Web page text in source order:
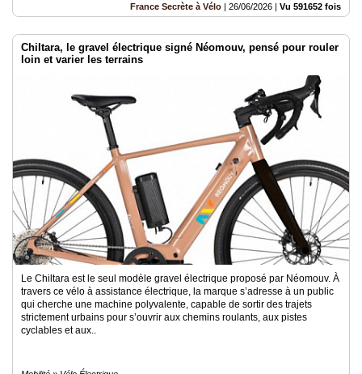
France Secrète à Vélo | 26/06/2026 | Vu 591652 fois
Chiltara, le gravel électrique signé Néomouv, pensé pour rouler
loin et varier les terrains
Le Chiltara est le seul modèle gravel électrique proposé par Néomouv. À
travers ce vélo à assistance électrique, la marque s’adresse à un public
qui cherche une machine polyvalente, capable de sortir des trajets
strictement urbains pour s’ouvrir aux chemins roulants, aux pistes
cyclables et aux..